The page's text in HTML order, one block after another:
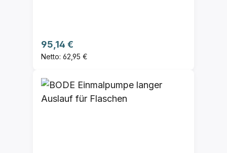
Regulärer Preis:
95,14 €
Netto: 62,95 €